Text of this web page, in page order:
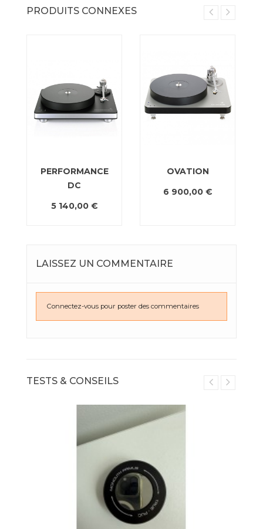
PRODUITS CONNEXES
PERFORMANCE
DC
5 140,00 €
OVATION
6 900,00 €
LAISSEZ UN COMMENTAIRE
Connectez-vous pour poster des commentaires
TESTS & CONSEILS